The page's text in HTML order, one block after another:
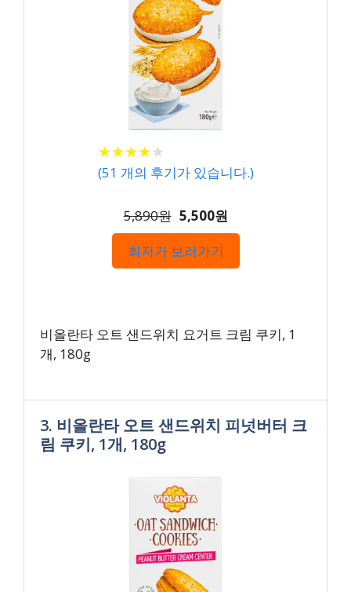
★★★★★
★★★★★
(51 개의 후기가 있습니다.)
5,890원 5,500원
최저가 보러가기
비올란타 오트 샌드위치 요거트 크림 쿠키, 1
개, 180g
3. 비올란타 오트 샌드위치 피넛버터 크
림 쿠키, 1개, 180g